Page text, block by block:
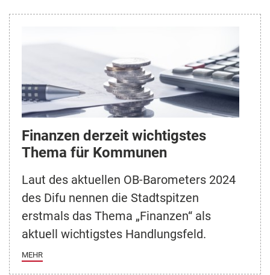
Finanzen derzeit wichtigstes
Thema für Kommunen
Laut des aktuellen OB-Barometers 2024
des Difu nennen die Stadtspitzen
erstmals das Thema „Finanzen“ als
aktuell wichtigstes Handlungsfeld.
MEHR